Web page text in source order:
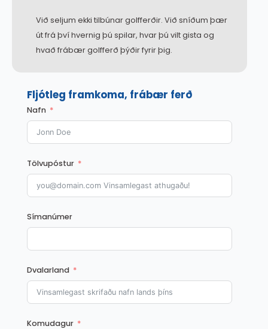
Við seljum ekki tilbúnar golfferðir. Við sníðum þær
út frá því hvernig þú spilar, hvar þú vilt gista og
hvað frábær golfferð þýðir fyrir þig.
Fljótleg framkoma, frábær ferð
Nafn
Tölvupóstur
Símanúmer
Dvalarland
Komudagur